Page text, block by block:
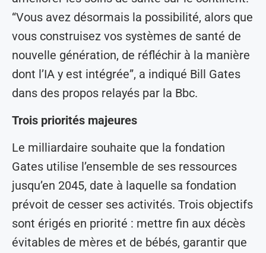
“Vous avez désormais la possibilité, alors que
vous construisez vos systèmes de santé de
nouvelle génération, de réfléchir à la manière
dont l’IA y est intégrée”, a indiqué Bill Gates
dans des propos relayés par la Bbc.
Trois priorités majeures
Le milliardaire souhaite que la fondation
Gates utilise l’ensemble de ses ressources
jusqu’en 2045, date à laquelle sa fondation
prévoit de cesser ses activités. Trois objectifs
sont érigés en priorité : mettre fin aux décès
évitables de mères et de bébés, garantir que